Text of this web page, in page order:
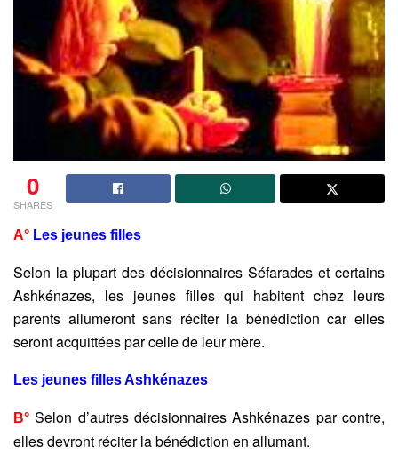
0
SHARES
A° Les jeunes filles
Selon la plupart des décisionnaires Séfarades et certains
Ashkénazes, les jeunes filles qui habitent chez leurs
parents allumeront sans réciter la bénédiction car elles
seront acquittées par celle de leur mère.
Les jeunes filles Ashkénazes
B°Selon d’autres décisionnaires Ashkénazes par contre,
elles devront réciter la bénédiction en allumant.